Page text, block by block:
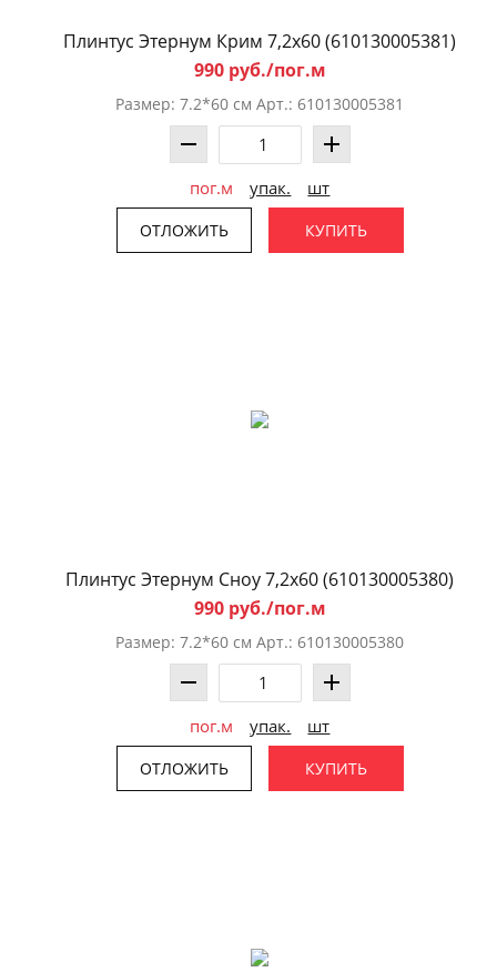
Плинтус Этернум Крим 7,2x60 (610130005381)
990 руб./пог.м
Размер: 7.2*60 см Арт.: 610130005381
пог.м упак. шт
ОТЛОЖИТЬ КУПИТЬ
Плинтус Этернум Сноу 7,2x60 (610130005380)
990 руб./пог.м
Размер: 7.2*60 см Арт.: 610130005380
пог.м упак. шт
ОТЛОЖИТЬ КУПИТЬ